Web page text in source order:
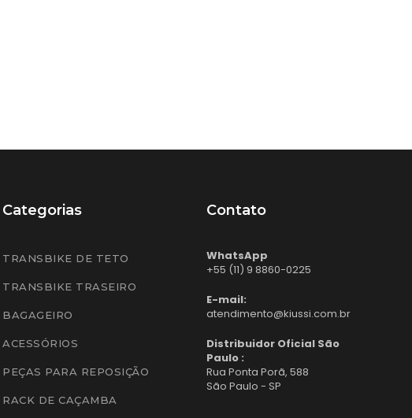
Categorias
TRANSBIKE DE TETO
TRANSBIKE TRASEIRO
BAGAGEIRO
ACESSÓRIOS
PEÇAS PARA REPOSIÇÃO
RACK DE CAÇAMBA
Contato
WhatsApp
+55 (11) 9 8860-0225
E-mail:
atendimento@kiussi.com.br
Distribuidor Oficial São
Paulo :
Rua Ponta Porã, 588
São Paulo - SP